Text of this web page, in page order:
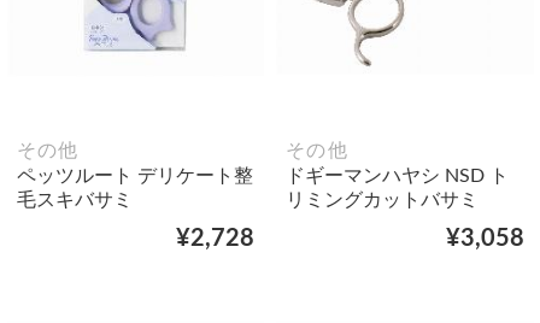
その他
ペッツルート デリケート整
毛スキバサミ
¥2,728
その他
ドギーマンハヤシ NSD ト
リミングカットバサミ
¥3,058